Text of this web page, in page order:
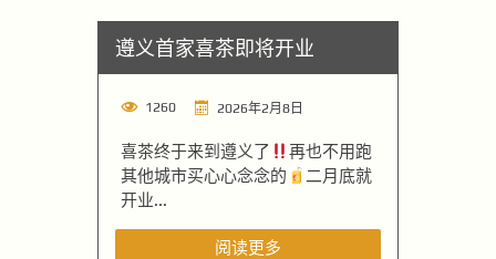
遵义首家喜茶即将开业
1260 2026年2月8日
喜茶终于来到遵义了
再也不用跑
其他城市买心心念念的
二月底就
开业...
阅读更多